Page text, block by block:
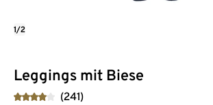
Leggings mit Biese
(241)
1/2